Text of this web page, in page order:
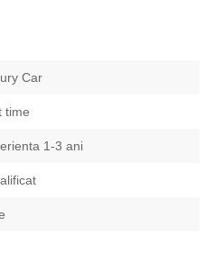
Car
time
1-3 ani